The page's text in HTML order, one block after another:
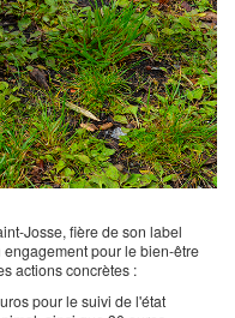
Josse, fière de son label
pour le bien-être
actions concrètes :
pour le suivi de l'état